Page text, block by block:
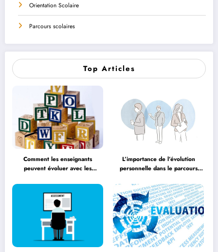
Orientation Scolaire
Parcours scolaires
Top Articles
Comment les enseignants
peuvent évoluer avec les
L’importance de l’évolution
personnelle dans le parcours